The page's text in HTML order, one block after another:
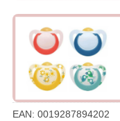
EAN: 0019287894202